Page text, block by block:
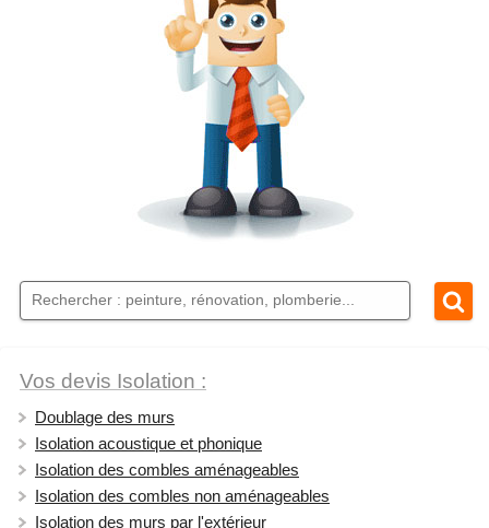
Vos devis Isolation :
Doublage des murs
Isolation acoustique et phonique
Isolation des combles aménageables
Isolation des combles non aménageables
Isolation des murs par l'extérieur